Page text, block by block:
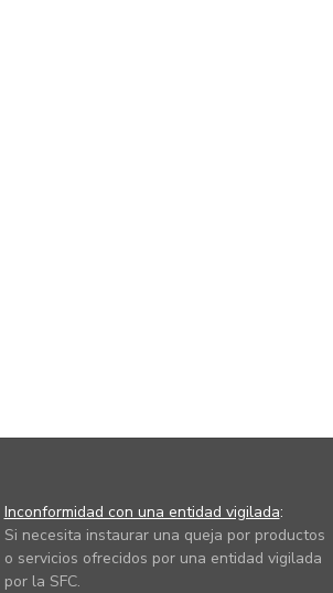
Inconformidad con una entidad vigilada:
Si necesita instaurar una queja por productos
o servicios ofrecidos por una entidad vigilada
por la SFC.